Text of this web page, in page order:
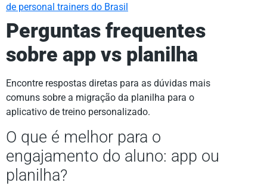
de personal trainers do Brasil
Perguntas frequentes
sobre app vs planilha
Encontre respostas diretas para as dúvidas mais
comuns sobre a migração da planilha para o
aplicativo de treino personalizado.
O que é melhor para o
engajamento do aluno: app ou
planilha?